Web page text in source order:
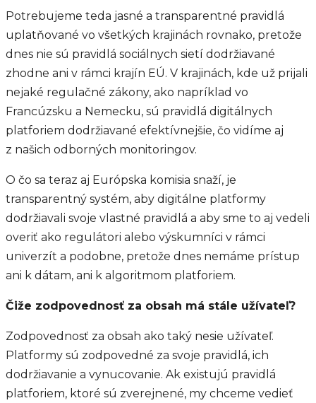
Potrebujeme teda jasné a transparentné pravidlá
uplatňované vo všetkých krajinách rovnako, pretože
dnes nie sú pravidlá sociálnych sietí dodržiavané
zhodne ani v rámci krajín EÚ. V krajinách, kde už prijali
nejaké regulačné zákony, ako napríklad vo
Francúzsku a Nemecku, sú pravidlá digitálnych
platforiem dodržiavané efektívnejšie, čo vidíme aj
z našich odborných monitoringov.
O čo sa teraz aj Európska komisia snaží, je
transparentný systém, aby digitálne platformy
dodržiavali svoje vlastné pravidlá a aby sme to aj vedeli
overiť ako regulátori alebo výskumníci v rámci
univerzít a podobne, pretože dnes nemáme prístup
ani k dátam, ani k algoritmom platforiem.
Čiže zodpovednosť za obsah má stále užívateľ?
Zodpovednosť za obsah ako taký nesie užívateľ.
Platformy sú zodpovedné za svoje pravidlá, ich
dodržiavanie a vynucovanie. Ak existujú pravidlá
platforiem, ktoré sú zverejnené, my chceme vedieť